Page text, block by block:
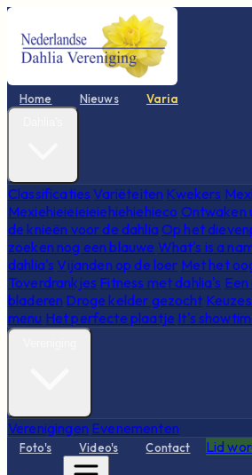
Home Nieuws Varia
Classificaties Variëteiten Kwekers
Mexiehieieieieiehiehiehieco Ontwaken
de knieën voor de dahliaOp het
zoeken nog een blauwe What's is a
dahlia's Vijanden op de loer Met het
Toverdrankjes Fitness met dahlia's
bladeren Droge kelder gezocht
menu Het perfecte plaatje It's
Verenigingen Evenementen
Foto's Video's Contact Lid